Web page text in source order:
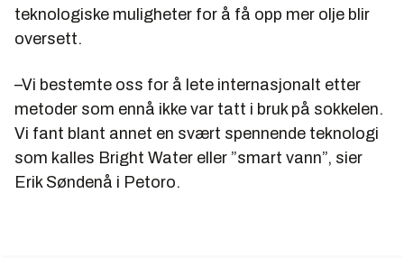
teknologiske muligheter for å få opp mer olje blir
oversett.
–Vi bestemte oss for å lete internasjonalt etter
metoder som ennå ikke var tatt i bruk på sokkelen.
Vi fant blant annet en svært spennende teknologi
som kalles Bright Water eller ”smart vann”, sier
Erik Søndenå i Petoro.